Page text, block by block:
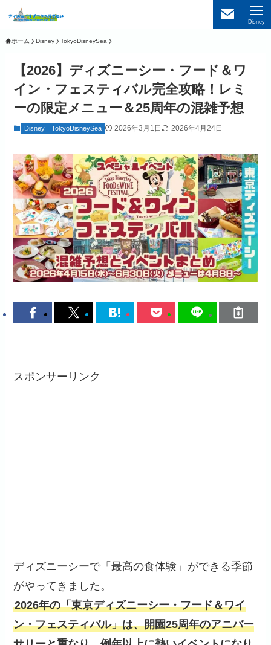
Disney
ホーム Disney TokyoDisneySea
【2026】ディズニーシー・フード＆ワ
イン・フェスティバル完全攻略！レミ
ーの限定メニュー＆25周年の混雑予想
Disney TokyoDisneySea 2026年3月1日 2026年4月24日
スポンサーリンク
ディズニーシーで「最高の食体験」ができる季節
がやってきました。
2026年の「東京ディズニーシー・フード＆ワイ
ン・フェスティバル」は、開園25周年のアニバー